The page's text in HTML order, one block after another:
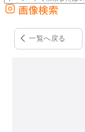
外部サイトの商品をカートに
他のサイトで見つけた商品ページ
画像検索
一覧へ戻る